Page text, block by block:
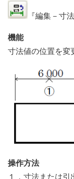
『編集－寸
機能
寸法値の位置を変
操作方法
１．寸法または